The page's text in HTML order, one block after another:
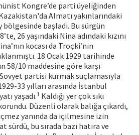
Kongre’de parti üyeliğinden
Almatı yakınlarındaki
başladı. Bu sürgün
26 yaşındaki Nina adındaki kızını
kocası da Troçki’nin
18 Ocak 1929 tarihinde
58/10 maddesine göre karşı
partisi kurmak suçlamasıyla
33 yılları arasında İstanbul
yaşadı.¹ Kaldığı yer çok sıkı
Düzenli olarak balığa çıkardı,
yanında da içilmesine izin
sürdü, bu sırada bazı hatıra ve